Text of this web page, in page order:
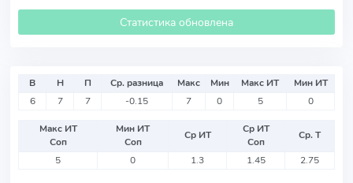
Статистика обновлена
В Н П Ср. разница Макс Мин Макс ИТ
Мин ИТ
6
7 7 -0.15 7 0 5 0
Макс ИТ
Соп
Мин ИТ
Соп
Ср ИТ
Ср ИТ
Соп
Ср. Т
5
0 1.3 1.45 2.75